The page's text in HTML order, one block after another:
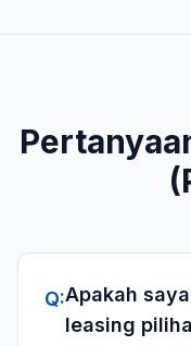
Q:Apakah
leasing